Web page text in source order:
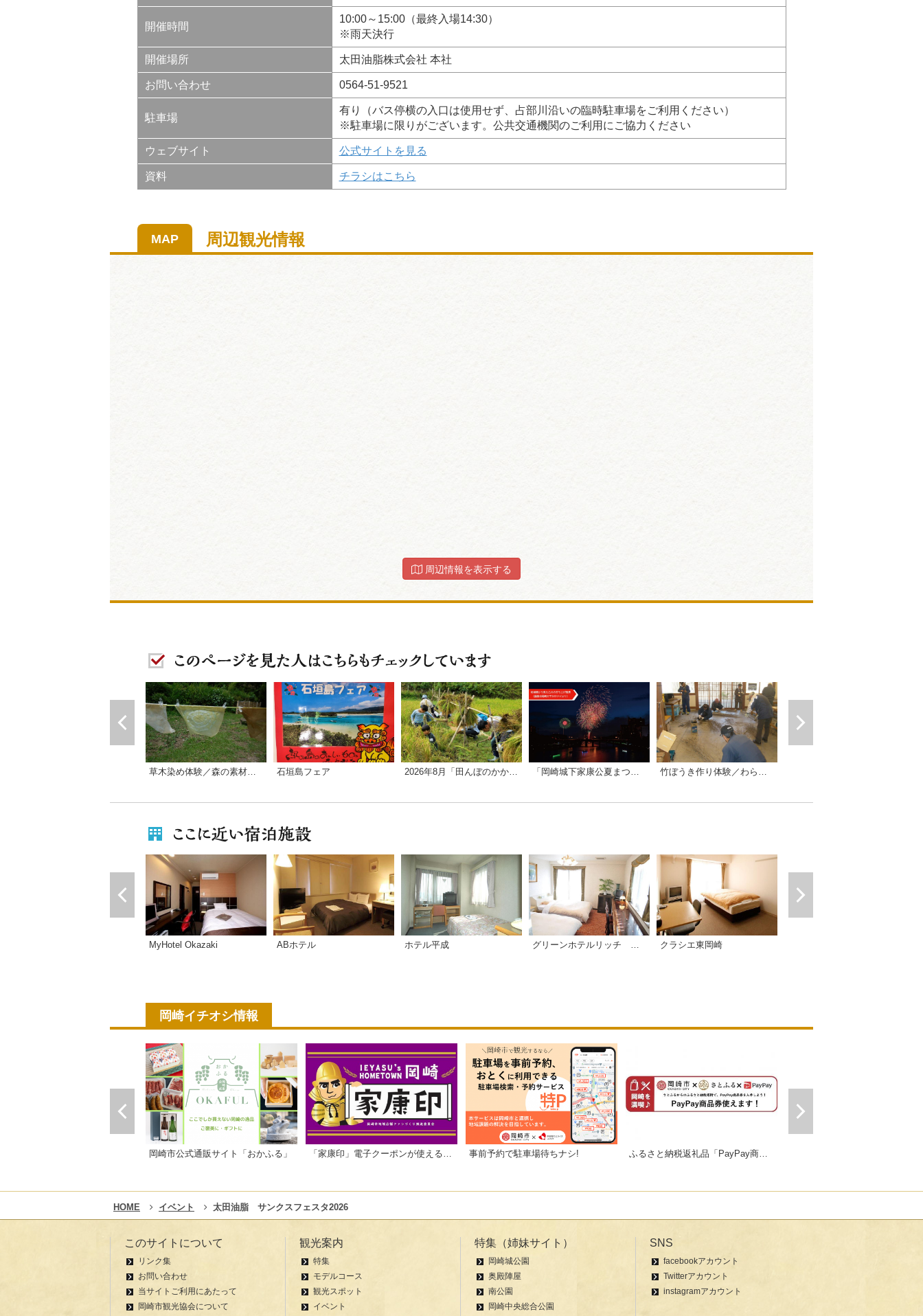
開催時間
10:00～15:00（最終入場14:30）
※雨天決行
開催場所 太田油脂株式会社 本社
お問い合わせ 0564-51-9521
駐車場
有り（バス停横の入口は使用せず、占部川沿いの臨時駐車場をご利用ください）
※駐車場に限りがございます。公共交通機関のご利用にご協力ください
ウェブサイト 公式サイトを見る
資料 チラシはこちら
MAP 周辺観光情報
周辺情報を表示する
草木染め体験／森の素材屋（きこりの会） 石垣島フェア 2026年8月「田んぼのかかしづくり」※抽選申込み終了、9月「稲刈り」／昔ながらの農業体験 「岡崎城下家康公夏まつり花火大会」サテライト会場 竹ぼうき作り体験／わらじ会
MyHotel Okazaki ABホテル ホテル平成 クラシエ東岡崎
岡崎イチオシ情報
岡崎市公式通販サイト「おかふる」 「家康印」電子クーポンが使えるお店一覧 事前予約で駐車場待ちナシ! ふるさと納税返礼品「PayPay商品券」
HOME イベント 太田油脂 サンクスフェスタ2026
このサイトについて
リンク集
お問い合わせ
当サイトご利用にあたって
岡崎市観光協会について
観光案内
特集
モデルコース
観光スポット
イベント
特集（姉妹サイト）
岡崎城公園
奥殿陣屋
南公園
岡崎中央総合公園
SNS
facebookアカウント
Twitterアカウント
instagramアカウント